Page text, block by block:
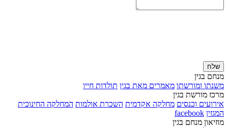
שלח
מנחם בגין
משנתו ומורשתו מאמרים מאת בגין תולדות חייו
מרכז מורשת בגין
אירועים וכנסים מחלקה אקדמית השכרת אולמות המחלקה החינוכית
המגזין facebook
מוזיאון מנחם בגין